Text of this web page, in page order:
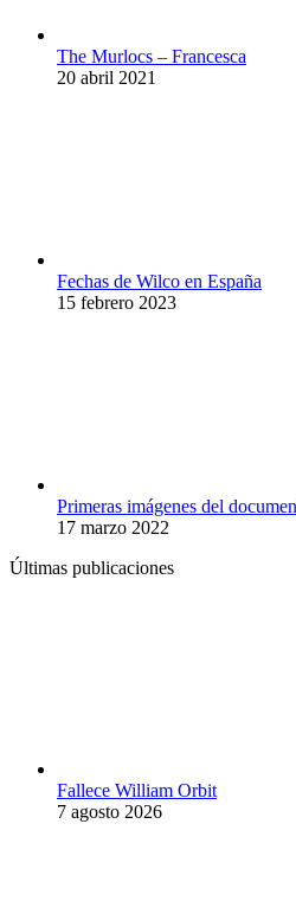
The Murlocs – Francesca
20 abril 2021
Fechas de Wilco en España
15 febrero 2023
Primeras imágenes del
17 marzo 2022
Últimas publicaciones
Fallece William Orbit
7 agosto 2026